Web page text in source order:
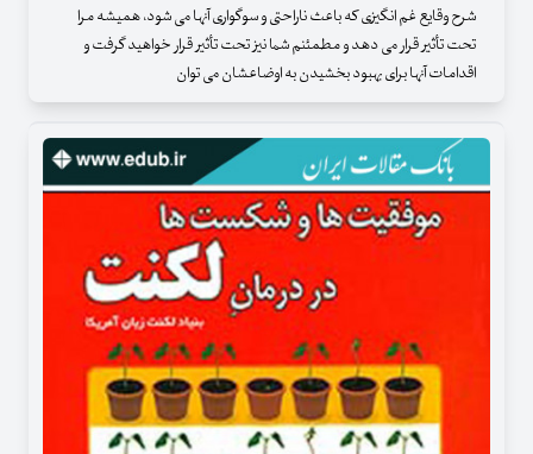
شرح وقایع غم انگیزی که باعث ناراحتی و سوگواری آنها می شود، همیشه مرا
تحت تأثیر قرار می دهد و مطمئنم شما نیز تحت تأثیر قرار خواهید گرفت و
اقدامات آنها برای بهبود بخشیدن به اوضاعشان می توان